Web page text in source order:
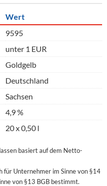
Wert
9595
unter 1 EUR
Goldgelb
Deutschland
Sachsen
4,9 %
20 x 0,50 l
basiert auf dem Netto-
für Unternehmer im Sinne von §14
von §13 BGB bestimmt.